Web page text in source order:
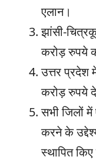
एलान।
झांसी-
करोड़ रुपये
उत्तर प्रदेश
करोड़ रुपये
सभी जिलों
करने के
स्थापित